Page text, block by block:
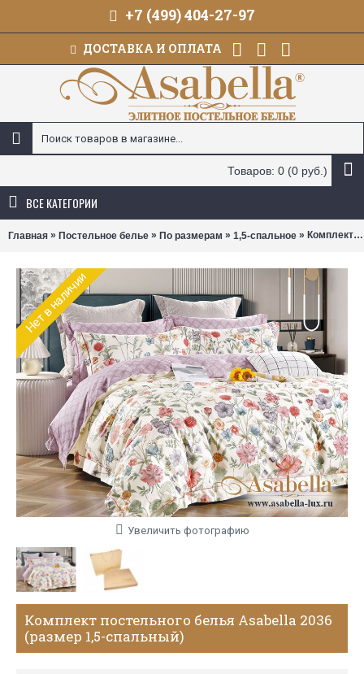
+7 (499) 404-27-97
ДОСТАВКА И ОПЛАТА
Товаров: 0 (0 руб.)
ВСЕ КАТЕГОРИИ
Главная » Постельное белье » По размерам » 1,5-спальное » Комплект постельного белья Asabella 2036 (размер 1,5-спальный)
Нет в наличии
Увеличить фотографию
Комплект постельного белья Asabella 2036
(размер 1,5-спальный)